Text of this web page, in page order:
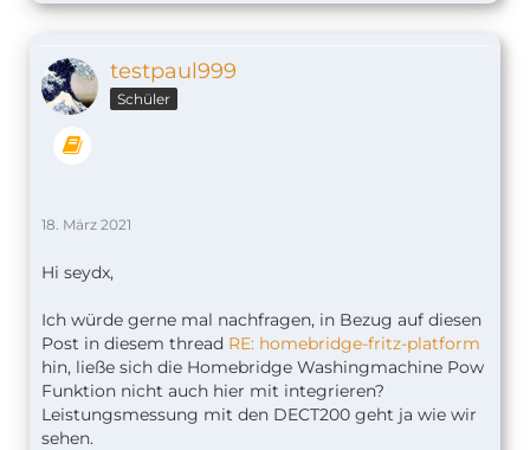
testpaul999
Schüler
18. März 2021
Hi seydx,
Ich würde gerne mal nachfragen, in Bezug auf diesen
Post in diesem thread RE: homebridge-fritz-platform
hin, ließe sich die Homebridge Washingmachine Pow
Funktion nicht auch hier mit integrieren?
Leistungsmessung mit den DECT200 geht ja wie wir
sehen.